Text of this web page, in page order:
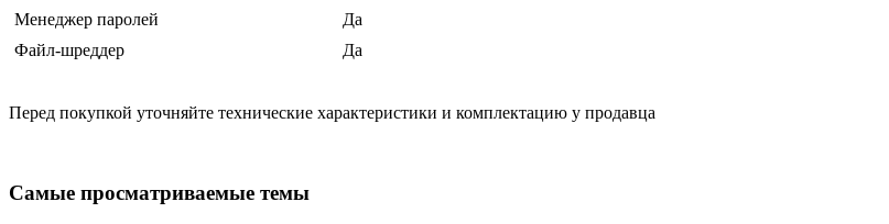
Менеджер паролей
Да
Файл-шреддер
Да
Перед покупкой уточняйте технические характеристики и комплектацию у продавца
Самые просматриваемые темы